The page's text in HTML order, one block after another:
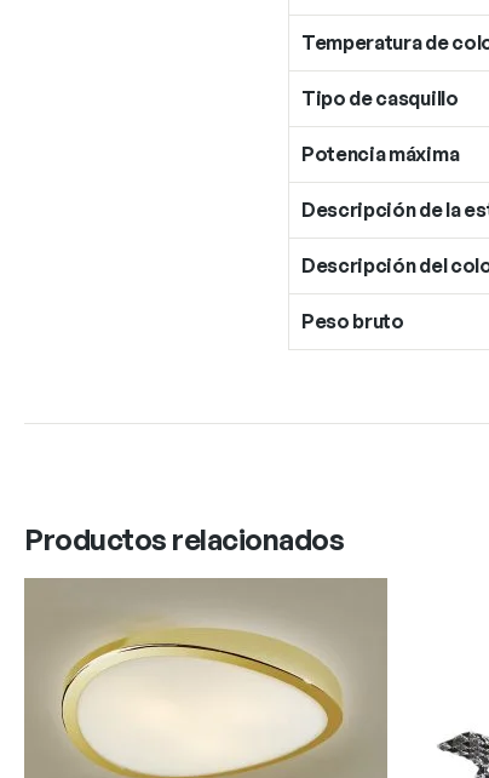
Temperatura de
Tipo de casquillo
Potencia máxima
Descripción de la
Descripción del
Peso bruto
Productos relacionados